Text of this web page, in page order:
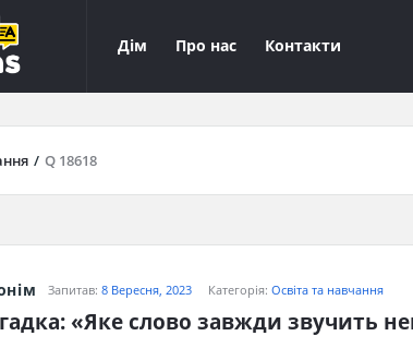
Навігація
Дім Про нас Контакти
/ Q 18618
Запитав: 8 Вересня, 2023 Категорія: Освіта та навчання
«Яке слово завжди звучить